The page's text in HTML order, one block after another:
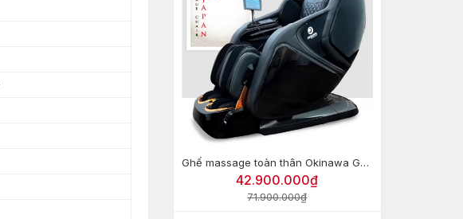
Ghế massage toàn thân Okinawa GOOD9 (Công nghệ 8D)
42.900.000₫
71.900.000₫